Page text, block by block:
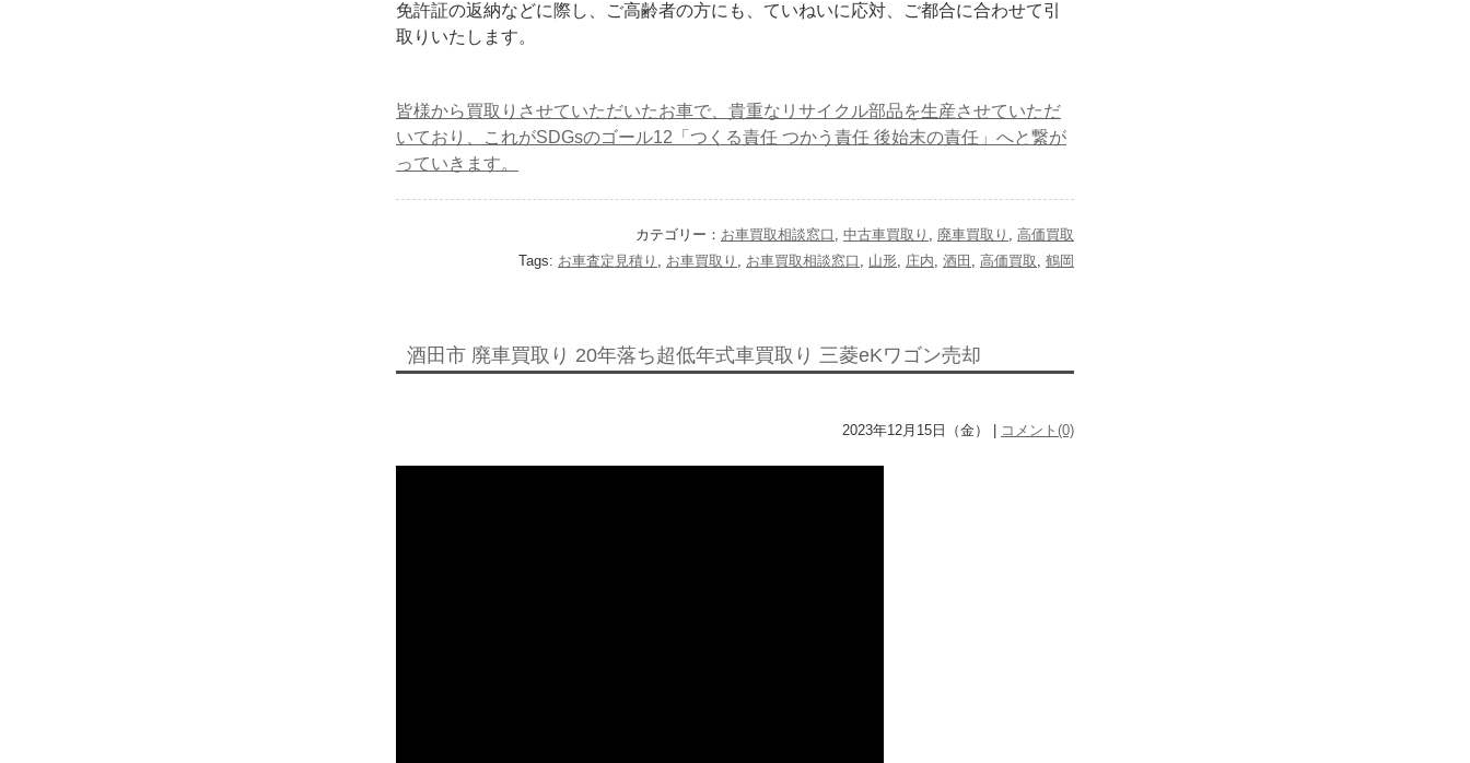
免許証の返納などに際し、ご高齢者の方にも、ていねいに応対、ご都合に合わせて引
取りいたします。
皆様から買取りさせていただいたお車で、貴重なリサイクル部品を生産させていただ
いており、これがSDGsのゴール12「つくる責任 つかう責任 後始末の責任」へと繋が
っていきます。
カテゴリー： お車買取相談窓口 , 中古車買取り , 廃車買取り , 高価買取
Tags: お車査定見積り , お車買取り , お車買取相談窓口 , 山形, 庄内, 酒田 , 高価買取 , 鶴岡
酒田市 廃車買取り 20年落ち超低年式車買取り 三菱eKワゴン売却
2023年12月15日（金） | コメント(0)